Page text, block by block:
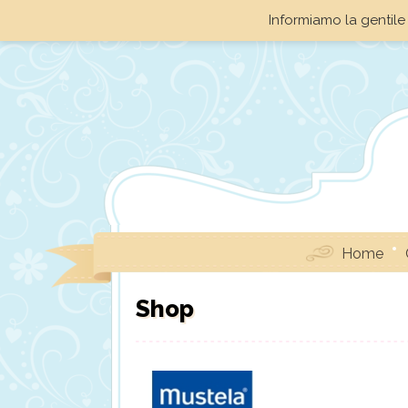
Informiamo la
Home
Shop